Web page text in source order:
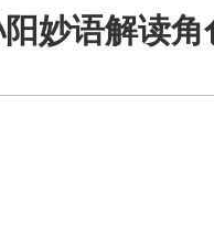
妙语解读角